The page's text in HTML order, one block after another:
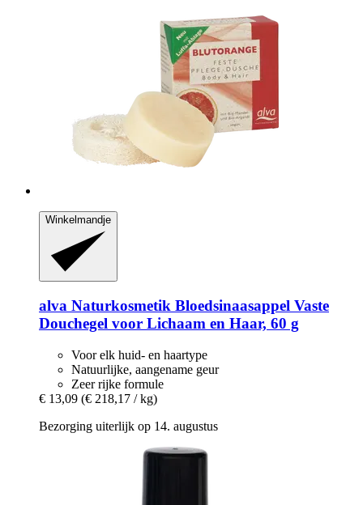
Winkelmandje
alva Naturkosmetik Bloedsinaasappel Vaste
Douchegel voor Lichaam en Haar, 60 g
Voor elk huid- en haartype
Natuurlijke, aangename geur
Zeer rijke formule
€ 13,09 (€ 218,17 / kg)
Bezorging uiterlijk op 14. augustus